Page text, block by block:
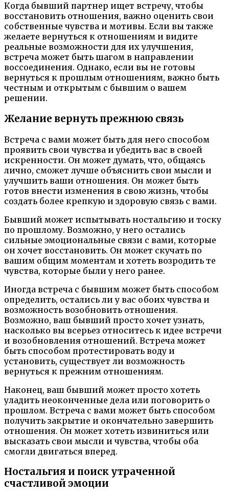
Когда бывший партнер ищет встречу, чтобы
восстановить отношения, важно оценить свои
собственные чувства и мотивы. Если вы также
желаете вернуться к отношениям и видите
реальные возможности для их улучшения,
встреча может быть шагом в направлении
воссоединения. Однако, если вы не готовы
вернуться к прошлым отношениям, важно быть
честным и открытым с бывшим о вашем
решении.
Желание вернуть прежнюю связь
Встреча с вами может быть для него способом
проявить свои чувства и убедить вас в своей
искренности. Он может думать, что, общаясь
лично, сможет лучше объяснить свои мысли и
улучшить ваши отношения. Он может быть
готов внести изменения в свою жизнь, чтобы
создать более крепкую и здоровую связь с вами.
Бывший может испытывать ностальгию и тоску
по прошлому. Возможно, у него остались
сильные эмоциональные связи с вами, которые
он хочет восстановить. Он может скучать по
вашим общим моментам и хотеть возродить те
чувства, которые были у него ранее.
Иногда встреча с бывшим может быть способом
определить, остались ли у вас обоих чувства и
возможность возобновить отношения.
Возможно, ваш бывший просто хочет узнать,
насколько вы всерьез относитесь к идее встречи
и возобновления отношений. Встреча может
быть способом протестировать воду и
установить, существует ли возможность
вернуться к прежним отношениям.
Наконец, ваш бывший может просто хотеть
уладить неоконченные дела или поговорить о
прошлом. Встреча с вами может быть способом
получить закрытие и окончательно завершить
отношения. Он может хотеть извиниться или
высказать свои мысли и чувства, чтобы оба
смогли двигаться вперед.
Ностальгия и поиск утраченной
счастливой эмоции